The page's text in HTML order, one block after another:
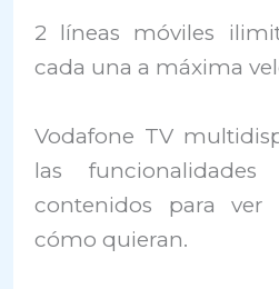
2 líneas móviles
cada una a máxima
Vodafone TV
las
contenidos para
cómo quieran.